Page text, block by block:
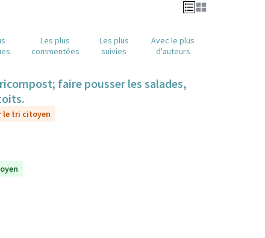
Les plus
commentées
Les plus
suivies
Avec le plus
d'auteurs
faire pousser les salades,
le tri citoyen